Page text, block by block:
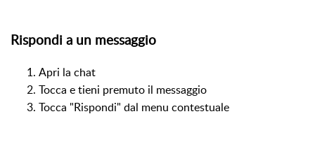
Rispondi a un messaggio
Apri la chat
Tocca e tieni premuto il messaggio
Tocca "Rispondi" dal menu contestuale